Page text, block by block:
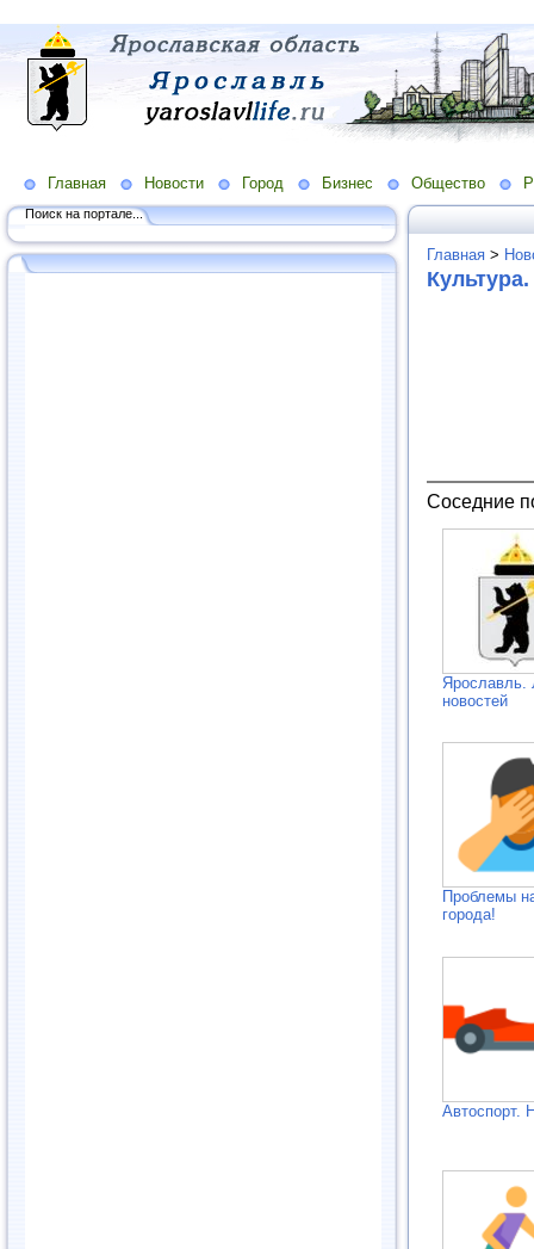
Главная Новости Город Бизнес Общество
Поиск на портале...
Главная >
Соседние
Ярославль.
новостей
Проблемы
города!
Автоспорт.